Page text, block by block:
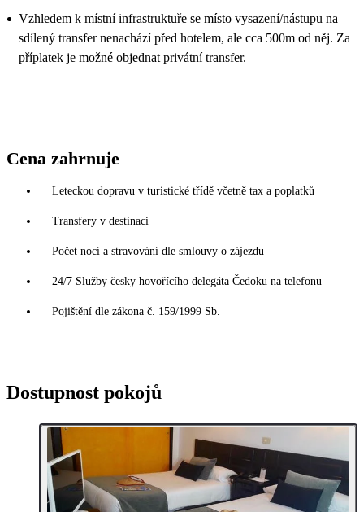
Vzhledem k místní infrastruktuře se místo vysazení/nástupu na
sdílený transfer nenachází před hotelem, ale cca 500m od něj. Za
příplatek je možné objednat privátní transfer.
Cena zahrnuje
Leteckou dopravu v turistické třídě včetně tax a poplatků
Transfery v destinaci
Počet nocí a stravování dle smlouvy o zájezdu
24/7 Služby česky hovořícího delegáta Čedoku na telefonu
Pojištění dle zákona č. 159/1999 Sb.
Dostupnost pokojů